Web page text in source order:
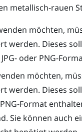
metallisch-rauen
möchten,
werden. Dieses
oder PNG-
möchten,
werden. Dieses
Format
Sie können auch